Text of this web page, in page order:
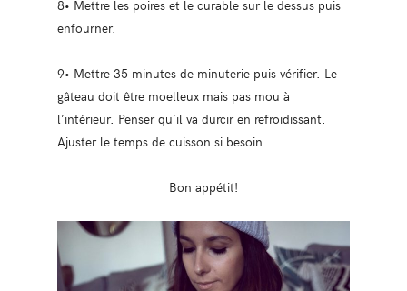
8• Mettre les poires et le curable sur le dessus puis
enfourner.
9• Mettre 35 minutes de minuterie puis vérifier. Le
gâteau doit être moelleux mais pas mou à
l’intérieur. Penser qu’il va durcir en refroidissant.
Ajuster le temps de cuisson si besoin.
Bon appétit!